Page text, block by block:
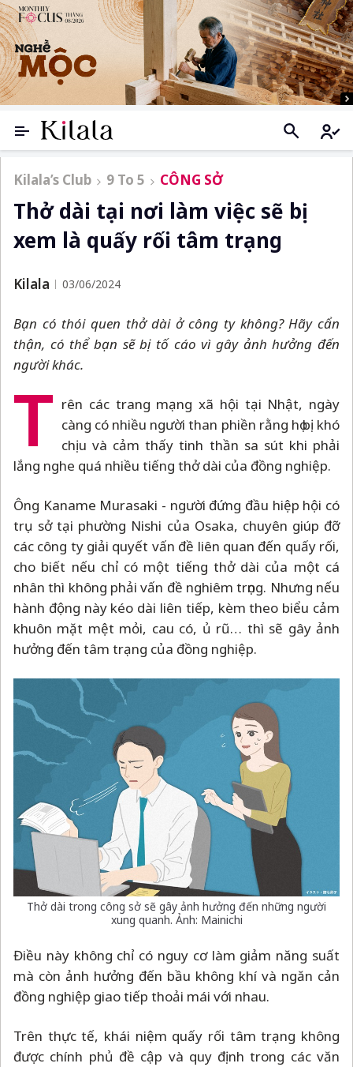
Kilala’s Club 9 To 5 CÔNG SỞ
Thở dài tại nơi làm việc sẽ bị
xem là quấy rối tâm trạng
Kilala 03/06/2024
Bạn có thói quen thở dài ở công ty không? Hãy cẩn
thận, có thể bạn sẽ bị tố cáo vì gây ảnh hưởng đến
người khác.
T rên các trang mạng xã hội tại Nhật, ngày
càng có nhiều người than phiền rằng họ bị khó
chịu và cảm thấy tinh thần sa sút khi phải
lắng nghe quá nhiều tiếng thở dài của đồng nghiệp.
Ông Kaname Murasaki - người đứng đầu hiệp hội có
trụ sở tại phường Nishi của Osaka, chuyên giúp đỡ
các công ty giải quyết vấn đề liên quan đến quấy rối,
cho biết nếu chỉ có một tiếng thở dài của một cá
nhân thì không phải vấn đề nghiêm trọng. Nhưng nếu
hành động này kéo dài liên tiếp, kèm theo biểu cảm
khuôn mặt mệt mỏi, cau có, ủ rũ… thì sẽ gây ảnh
hưởng đến tâm trạng của đồng nghiệp.
Thở dài trong công sở sẽ gây ảnh hưởng đến những người
xung quanh. Ảnh: Mainichi
Điều này không chỉ có nguy cơ làm giảm năng suất
mà còn ảnh hưởng đến bầu không khí và ngăn cản
đồng nghiệp giao tiếp thoải mái với nhau.
Trên thực tế, khái niệm quấy rối tâm trạng không
được chính phủ đề cập và quy định trong các văn